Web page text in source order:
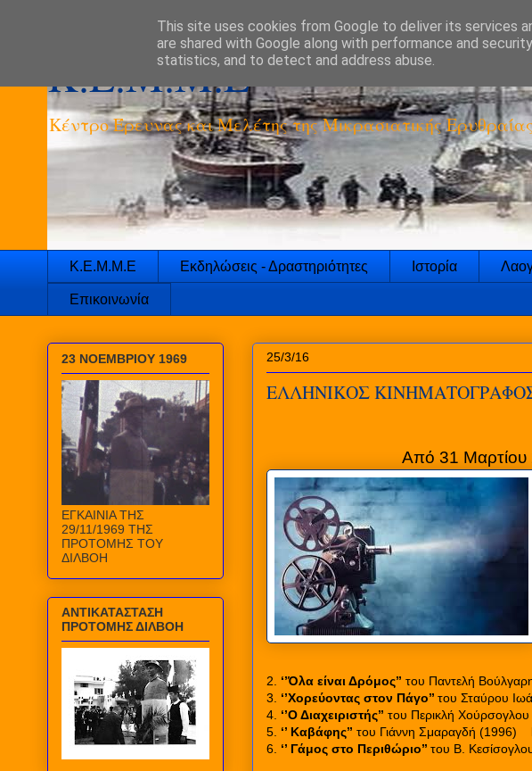
K.E.M.M.E
Κέντρο Έρευνας και Μελέτης της Μικρασιατικής Ερυθραίας
Κ.Ε.Μ.Μ.Ε Εκδηλώσεις - Δραστηριότητες Ιστορία
Επικοινωνία
25/3/16
ΕΛΛΗΝΙΚΟΣ
Από 31 Μαρτίου
2. ‘’Όλα είναι Δρόμος’’ του Παντελή
3. ‘’Χορεύοντας στον Πάγο’’ του Σταύρου
4. ‘’Ο Διαχειριστής’’ του Περικλή
5. ‘’ Καβάφης’’ του Γιάννη Σμαραγδή (1996)
6. ‘’ Γάμος στο Περιθώριο’’ του Β.
23 ΝΟΕΜΒΡΙΟΥ 1969
ΕΓΚΑΙΝΙΑ ΤΗΣ
29/11/1969 ΤΗΣ
ΠΡΟΤΟΜΗΣ ΤΟΥ
ΔΙΛΒΟΗ
ΑΝΤΙΚΑΤΑΣΤΑΣΗ
ΠΡΟΤΟΜΗΣ ΔΙΛΒΟΗ
This site uses cookies from Google to deliver its services
are shared with Google along with performance and
statistics, and to detect and address abuse.